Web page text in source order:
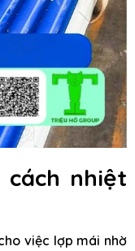
cách nhiệt
việc lợp mái nhờ